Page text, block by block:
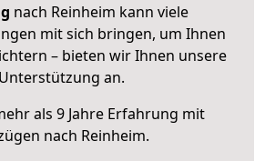
nach Reinheim kann viele
mit sich bringen, um Ihnen
– bieten wir Ihnen unsere
Unterstützung an.
als 9 Jahre Erfahrung mit
nach Reinheim.